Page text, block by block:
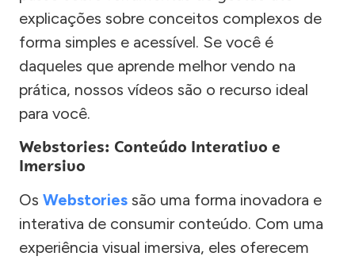
explicações sobre conceitos complexos de
forma simples e acessível. Se você é
daqueles que aprende melhor vendo na
prática, nossos vídeos são o recurso ideal
para você.
Webstories: Conteúdo Interativo e
Imersivo
Os Webstories são uma forma inovadora e
interativa de consumir conteúdo. Com uma
experiência visual imersiva, eles oferecem